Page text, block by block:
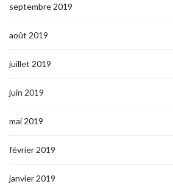
septembre 2019
août 2019
juillet 2019
juin 2019
mai 2019
février 2019
janvier 2019